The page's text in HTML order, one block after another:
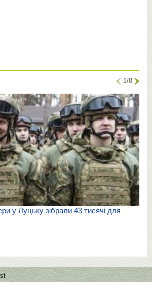
1/8
у Луцьку зібрали 43 тисячі для